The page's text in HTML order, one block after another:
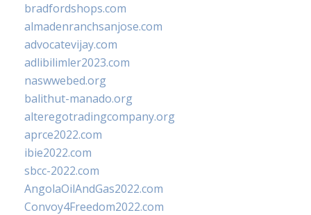
bradfordshops.com
almadenranchsanjose.com
advocatevijay.com
adlibilimler2023.com
naswwebed.org
balithut-manado.org
alteregotradingcompany.org
aprce2022.com
ibie2022.com
sbcc-2022.com
AngolaOilAndGas2022.com
Convoy4Freedom2022.com